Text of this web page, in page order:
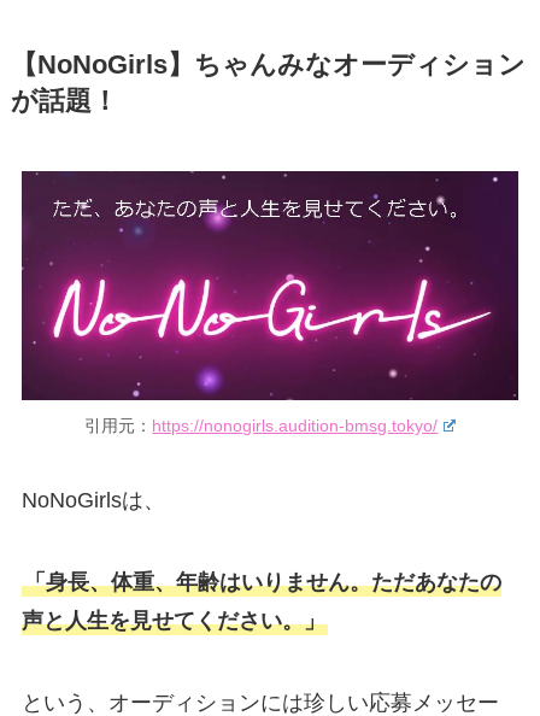
【NoNoGirls】ちゃんみなオーディション
が話題！
引用元： https://nonogirls.audition-bmsg.tokyo/
NoNoGirlsは、
「身長、体重、年齢はいりません。ただあなたの
声と人生を見せてください。」
という、オーディションには珍しい応募メッセー